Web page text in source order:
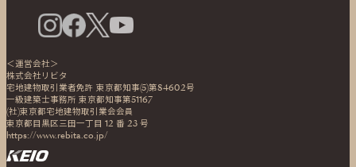
＜運営会社＞
株式会社リビタ
宅地建物取引業者免許 東京都知事(5)第84602号
一級建築士事務所 東京都知事第51167
(社)東京都宅地建物取引業会会員
東京都目黒区三田一丁目 12 番 23 号
https://www.rebita.co.jp/